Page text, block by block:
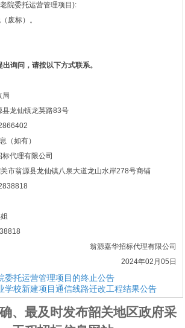
院委托运营管理项目 ):
废标）。
询问，请按以下方式联系。
局
县龙仙镇龙英路83号
（如有）
代理有限公司
市翁源县龙仙镇八泉大道龙山水岸278号商铺
翁源嘉华招标代理有限公司
2024年02月05日
委托运营管理项目的终止公告
学校新建项目通信线路迁改工程结果公告
、最及时发布韶关地区政府采